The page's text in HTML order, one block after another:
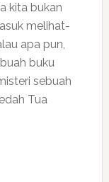
kita bukan
melihat-
apa pun,
buku
sebuah
Tua